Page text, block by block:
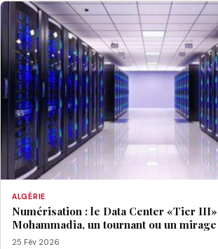
ALGÉRIE
Numérisation : le Data Center «Tier
Mohammadia, un tournant ou un mirage
25 Fév 2026